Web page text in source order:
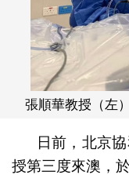
張順華教授（左
日前，北京
授第三度來澳，